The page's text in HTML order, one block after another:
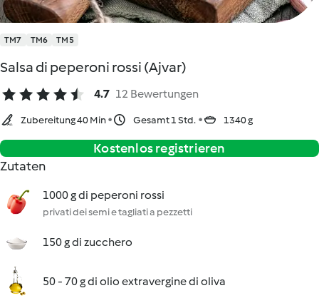
TM7 TM6 TM5
Salsa di peperoni rossi (Ajvar)
4.7 12 Bewertungen
Zubereitung 40 Min Gesamt 1 Std. 1340 g
Kostenlos registrieren
Zutaten
1000 g di peperoni rossi
privati dei semi e tagliati a pezzetti
150 g di zucchero
50 - 70 g di olio extravergine di oliva